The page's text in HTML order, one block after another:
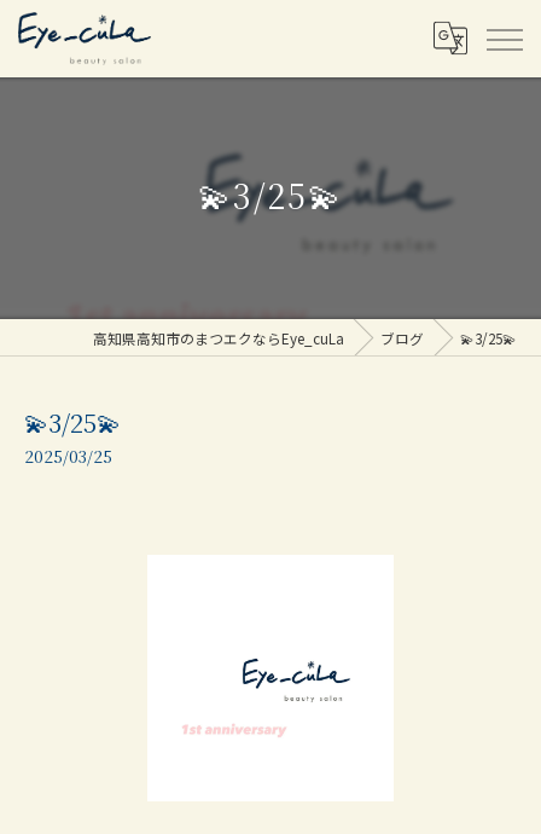
💫3/25💫
高知県高知市のまつエクならEye_cuLa ブログ 💫3/25💫
💫3/25💫
2025/03/25